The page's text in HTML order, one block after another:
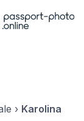
› Karolina